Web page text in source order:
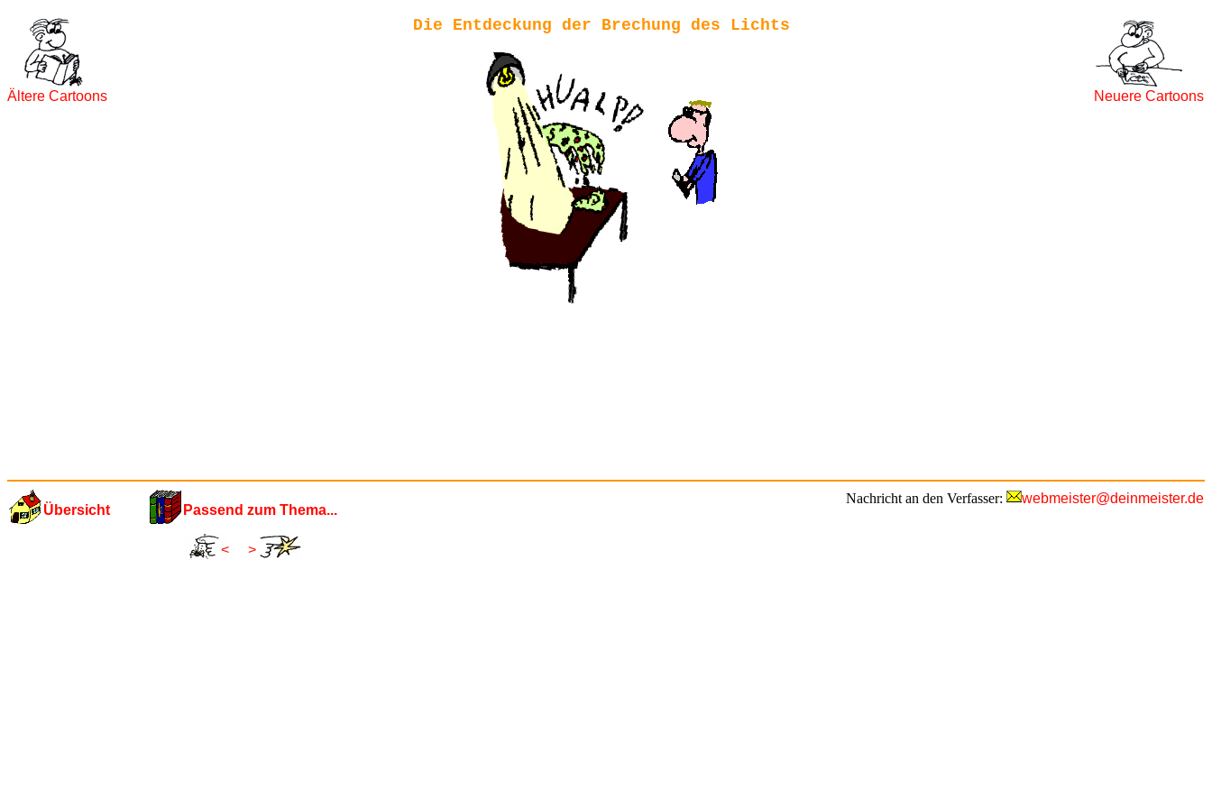
Ältere Cartoons Neuere Cartoons
Die Entdeckung der Brechung des Lichts
Nachricht an den Verfasser: webmeister@deinmeister.de
Übersicht Passend zum Thema...
< >